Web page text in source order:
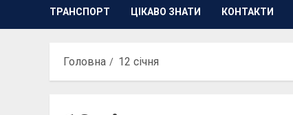
ТРАНСПОРТ ЦІКАВО ЗНАТИ КОНТАКТИ
Головна 12 січня